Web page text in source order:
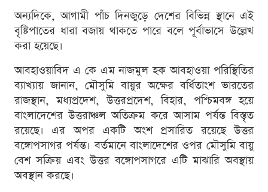
অন্যদিকে, আগামী পাঁচ দিনজুড়ে দেশের বিভিন্ন স্থানে এই
বৃষ্টিপাতের ধারা বজায় থাকতে পারে বলে পূর্বাভাসে উল্লেখ
করা হয়েছে।
আবহাওয়াবিদ এ কে এম নাজমুল হক আবহাওয়া পরিস্থিতির
ব্যাখ্যায় জানান, মৌসুমি বায়ুর অক্ষের বর্ধিতাংশ ভারতের
রাজস্থান, মধ্যপ্রদেশ, উত্তরপ্রদেশ, বিহার, পশ্চিমবঙ্গ হয়ে
বাংলাদেশের উত্তরাঞ্চল অতিক্রম করে আসাম পর্যন্ত বিস্তৃত
রয়েছে। এর অপর একটি অংশ প্রসারিত রয়েছে উত্তর
বঙ্গোপসাগর পর্যন্ত। বর্তমানে বাংলাদেশের ওপর মৌসুমি বায়ু
বেশ সক্রিয় এবং উত্তর বঙ্গোপসাগরে এটি মাঝারি অবস্থায়
অবস্থান করছে।